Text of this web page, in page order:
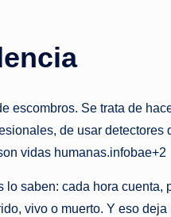
escombros. Se trata de
de usar
vidas humanas.infobae+2
saben: cada hora
vivo o muerto. Y eso